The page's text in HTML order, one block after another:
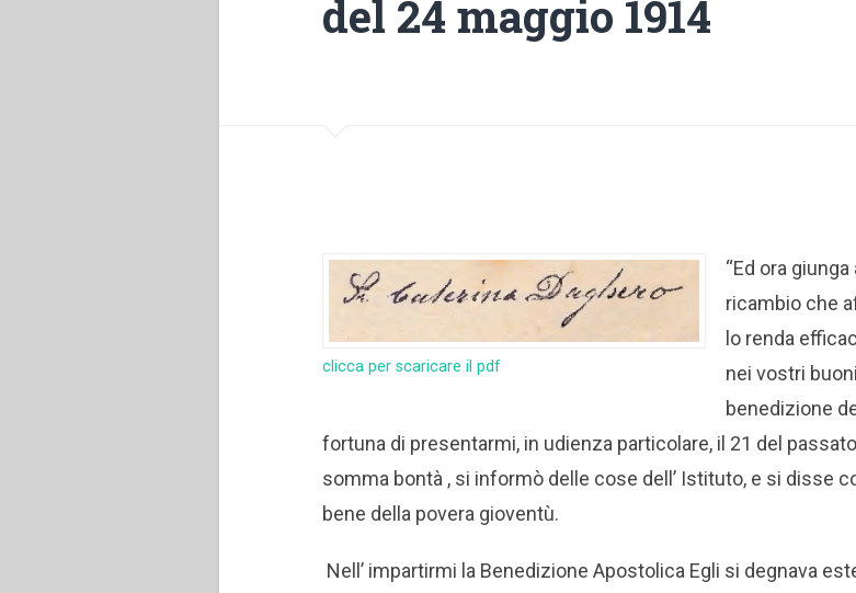
del 24 maggio 1914
clicca per scaricare il pdf
“Ed ora
ricambio che
lo renda
nei vostri
benedizione
fortuna di presentarmi, in udienza particolare, il 21 del
somma bontà , si informò delle cose dell’ Istituto, e si disse
bene della povera gioventù.
Nell’ impartirmi la Benedizione Apostolica Egli si degnava